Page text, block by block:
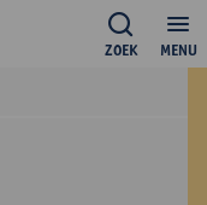
MENU
ZOEK